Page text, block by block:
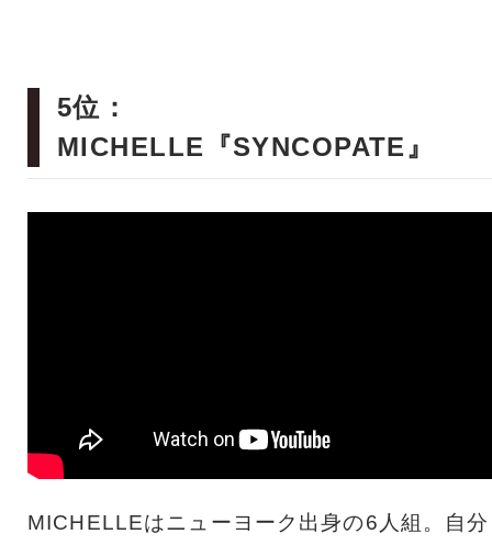
5位：
MICHELLE『SYNCOPATE』
MICHELLEはニューヨーク出身の6人組。自分